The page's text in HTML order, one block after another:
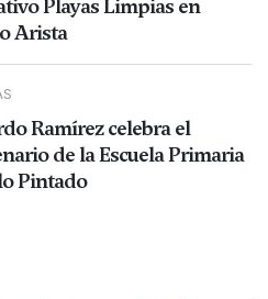
Playas Limpias en
Arista
Ramírez celebra el
de la Escuela Primaria
Pintado